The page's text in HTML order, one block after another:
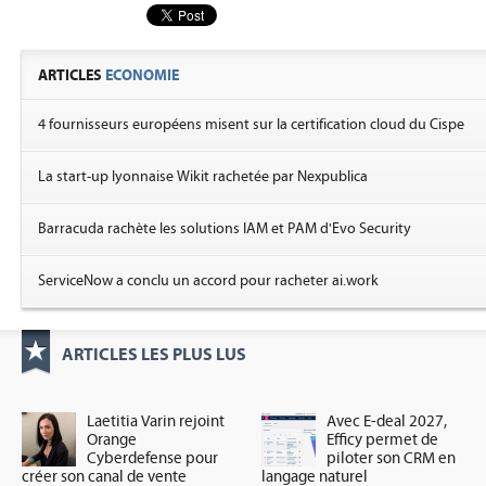
ARTICLES ECONOMIE
4 fournisseurs européens misent sur la certification cloud du Cispe
La start-up lyonnaise Wikit rachetée par Nexpublica
Barracuda rachète les solutions IAM et PAM d'Evo Security
ServiceNow a conclu un accord pour racheter ai.work
ARTICLES LES PLUS LUS
Laetitia Varin rejoint
Orange
Cyberdefense pour
créer son canal de vente
Avec E-deal 2027,
Efficy permet de
piloter son CRM en
langage naturel